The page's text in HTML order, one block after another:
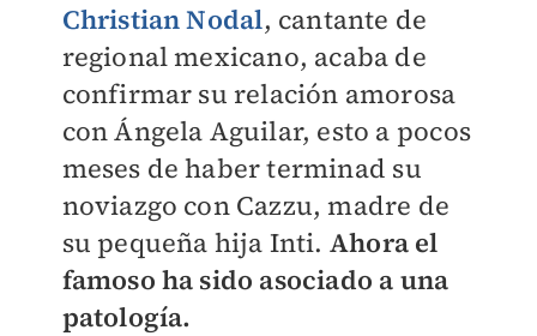
Christian Nodal, cantante de
regional mexicano, acaba de
confirmar su relación amorosa
con Ángela Aguilar, esto a pocos
meses de haber terminad su
noviazgo con Cazzu, madre de
su pequeña hija Inti. Ahora el
famoso ha sido asociado a una
patología.